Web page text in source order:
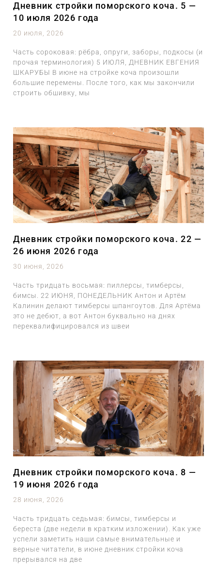
Дневник стройки поморского коча. 5 —
10 июля 2026 года
20 июля, 2026
Часть сороковая: рёбра, опруги, заборы, подкосы (и
прочая терминология) 5 ИЮЛЯ, ДНЕВНИК ЕВГЕНИЯ
ШКАРУБЫ В июне на стройке коча произошли
большие перемены. После того, как мы закончили
строить обшивку, мы
Дневник стройки поморского коча. 22 —
26 июня 2026 года
30 июня, 2026
Часть тридцать восьмая: пиллерсы, тимберсы,
бимсы. 22 ИЮНЯ, ПОНЕДЕЛЬНИК Антон и Артём
Калинин делают тимберсы шпангоутов. Для Артёма
это не дебют, а вот Антон буквально на днях
переквалифицировался из швеи
Дневник стройки поморского коча. 8 —
19 июня 2026 года
28 июня, 2026
Часть тридцать седьмая: бимсы, тимберсы и
береста (две недели в кратким изложении). Как уже
успели заметить наши самые внимательные и
верные читатели, в июне дневник стройки коча
прерывался на две